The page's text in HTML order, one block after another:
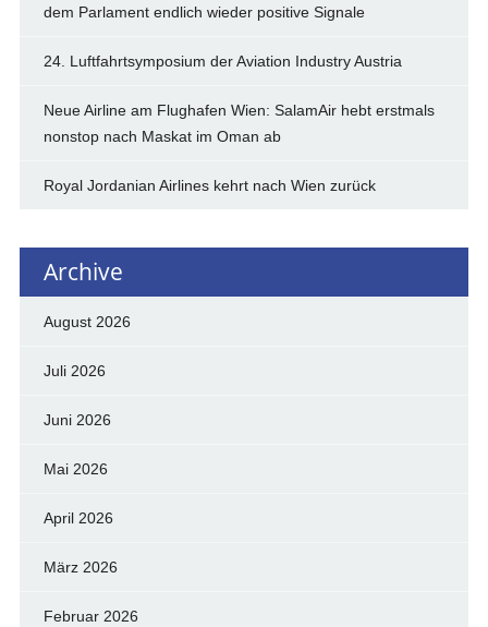
dem Parlament endlich wieder positive Signale
24. Luftfahrtsymposium der Aviation Industry Austria
Neue Airline am Flughafen Wien: SalamAir hebt erstmals
nonstop nach Maskat im Oman ab
Royal Jordanian Airlines kehrt nach Wien zurück
Archive
August 2026
Juli 2026
Juni 2026
Mai 2026
April 2026
März 2026
Februar 2026